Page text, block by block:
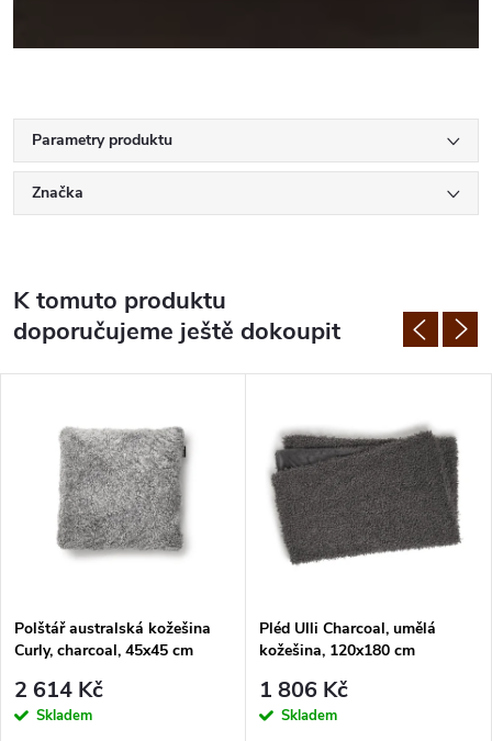
Parametry produktu
Značka
K tomuto produktu
doporučujeme ještě dokoupit
Polštář australská kožešina
Curly, charcoal, 45x45 cm
2 614 Kč
Skladem
Pléd Ulli Charcoal, umělá
kožešina, 120x180 cm
1 806 Kč
Skladem